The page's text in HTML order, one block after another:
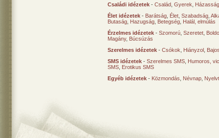
Családi idézetek - Család Gyerek
Élet idézetek - Barátság Élet Szabadság
Butaság Hazugság Betegség Halál, elmúlás
Érzelmes idézetek - Szomorú Szeretet
Magány, Búcsúzás
Szerelmes idézetek - Csókok Hiányzol
SMS idézetek - Szerelmes SMS Humoros,
SMS Erotikus SMS
Egyéb idézetek - Közmondás Névnap